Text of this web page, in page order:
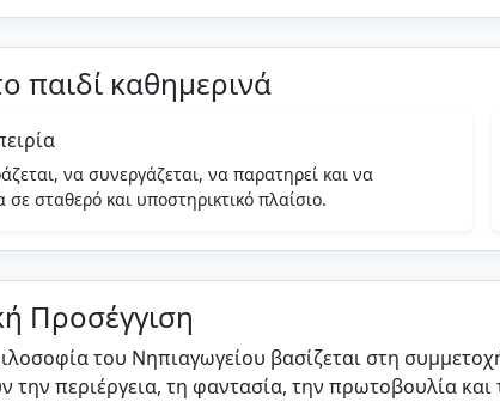
δημιουργικής μάθησης, ανάπτυξης γλωσσικής,
παιδί καθημερινά
να συνεργάζεται, να παρατηρεί και να
σταθερό και υποστηρικτικό πλαίσιο.
Προσέγγιση
του Νηπιαγωγείου βασίζεται στη
την περιέργεια, τη φαντασία, την πρωτοβουλία